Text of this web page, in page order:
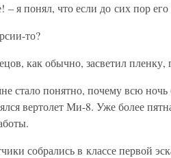
– я понял, что если до сих пор
то?
как обычно, засветил пленку,
стало понятно, почему всю
вертолет Ми-8. Уже более
собрались в классе первой